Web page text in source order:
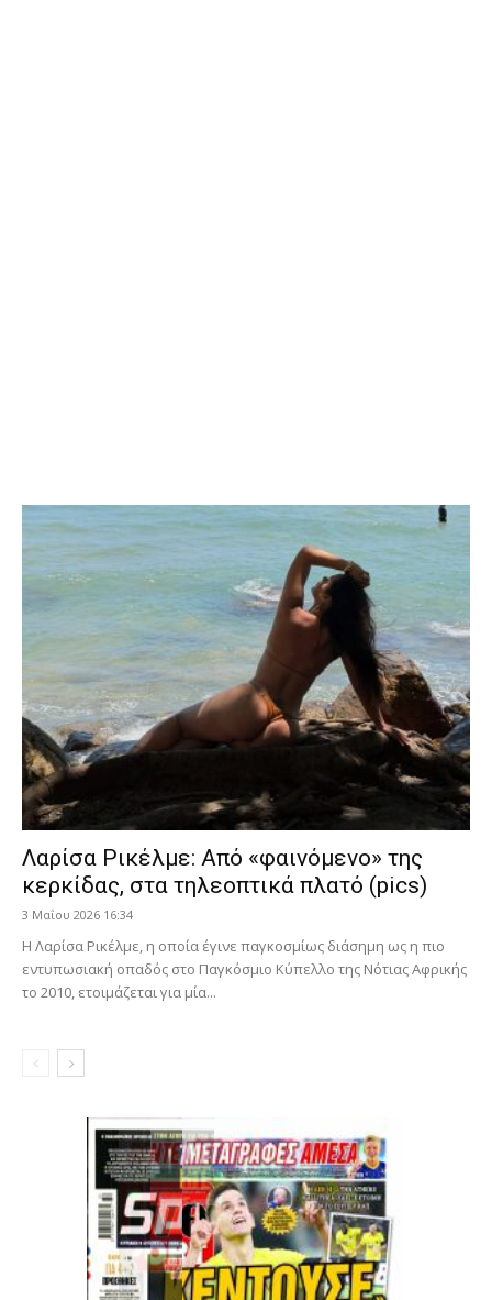
Λαρίσα Ρικέλμε: Από «φαινόμενο» της
κερκίδας, στα τηλεοπτικά πλατό (pics)
3 Μαΐου 2026 16:34
Η Λαρίσα Ρικέλμε, η οποία έγινε παγκοσμίως διάσημη ως η πιο
εντυπωσιακή οπαδός στο Παγκόσμιο Κύπελλο της Νότιας Αφρικής
το 2010, ετοιμάζεται για μία...